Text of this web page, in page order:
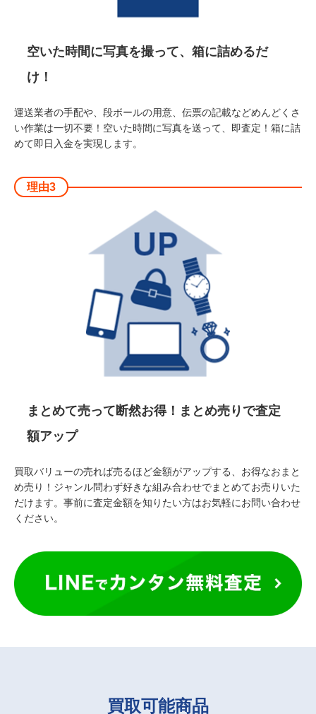
空いた時間に写真を撮って、箱に詰めるだ
け！
運送業者の手配や、段ボールの用意、伝票の記載などめんどくさ
い作業は一切不要！空いた時間に写真を送って、即査定！箱に詰
めて即日入金を実現します。
理由3
まとめて売って断然お得！まとめ売りで査定
額アップ
買取バリューの売れば売るほど金額がアップする、お得なおまと
め売り！ジャンル問わず好きな組み合わせでまとめてお売りいた
だけます。事前に査定金額を知りたい方はお気軽にお問い合わせ
ください。
買取可能商品